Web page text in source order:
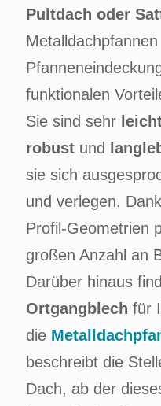
Pultdach oder
funktionalen
Sie sind sehr
robust und
sie sich
und verlegen.
Profil-Geometrien
großen Anzahl an
Darüber hinaus
Ortgangblech für
die
beschreibt die
Dach, ab der